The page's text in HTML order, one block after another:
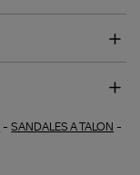
-SANDALES A TALON -